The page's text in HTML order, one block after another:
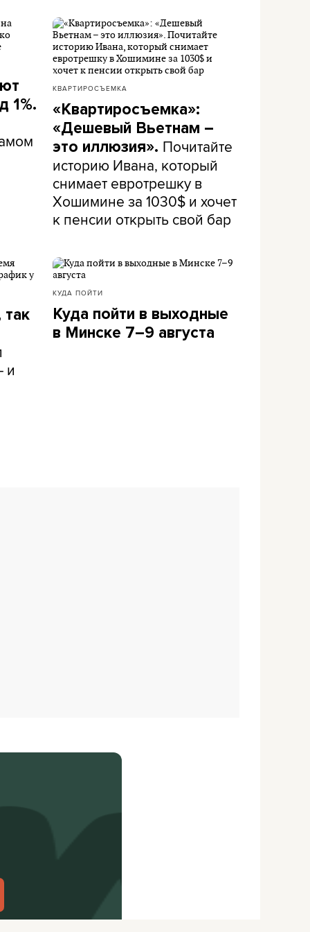
1%.
КВАРТИРОСЪЕМКА
«Квартиросъемка»:
«Дешевый Вьетнам –
это иллюзия». Почитайте
историю Ивана, который
снимает евротрешку в
Хошимине за 1030$ и хочет
к пенсии открыть свой бар
и
КУДА ПОЙТИ
Куда пойти в выходные
в Минске 7–9 августа